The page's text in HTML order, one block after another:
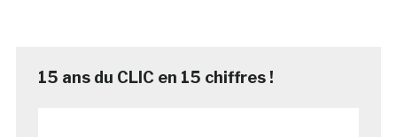
15 ans du CLIC en 15 chiffres !